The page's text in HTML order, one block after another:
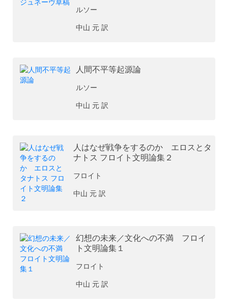
ルソー
中山 元 訳
人間不平等起源論
ルソー
中山 元 訳
人はなぜ戦争をするのか エロスとタ
ナトス フロイト文明論集２
フロイト
中山 元 訳
幻想の未来／文化への不満 フロイ
ト文明論集１
フロイト
中山 元 訳